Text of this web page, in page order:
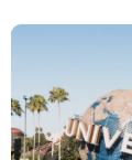
Đi du lịch